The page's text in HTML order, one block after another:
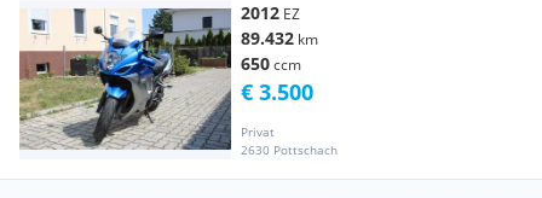
2012 EZ
89.432 km
650ccm
Privat
2630 Pottschach
€ 3.500